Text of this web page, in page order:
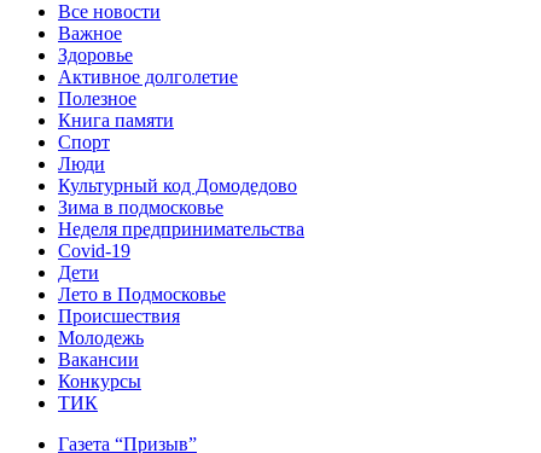
Все новости
Важное
Здоровье
Активное долголетие
Полезное
Книга памяти
Спорт
Люди
Культурный код Домодедово
Зима в подмосковье
Неделя предпринимательства
Covid-19
Дети
Лето в Подмосковье
Происшествия
Молодежь
Вакансии
Конкурсы
ТИК
Газета “Призыв”